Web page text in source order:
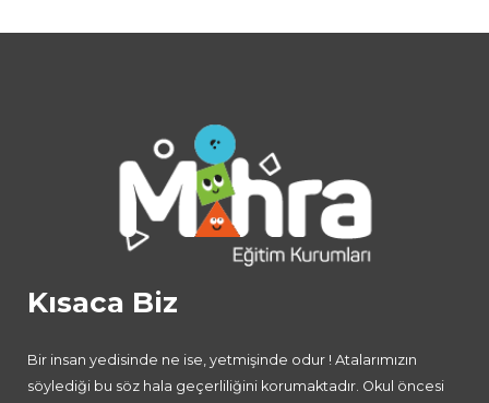
Kısaca Biz
Bir insan yedisinde ne ise, yetmişinde odur ! Atalarımızın
söylediği bu söz hala geçerliliğini korumaktadır. Okul öncesi